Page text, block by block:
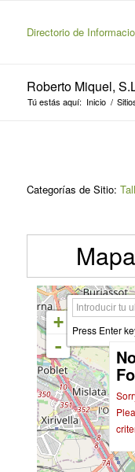
Directorio de
Roberto Miquel,
Tú estás aquí: Inicio /
Categorías de Sitio:
Mapa
+
-
Press Enter